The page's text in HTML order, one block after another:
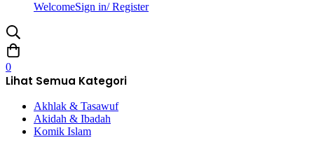
WelcomeSign in/ Register
0
Lihat Semua Kategori
Akhlak & Tasawuf
Akidah & Ibadah
Komik Islam